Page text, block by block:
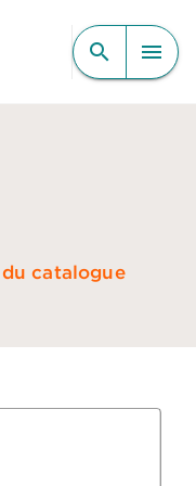
CONTENU
search menu
catalogue